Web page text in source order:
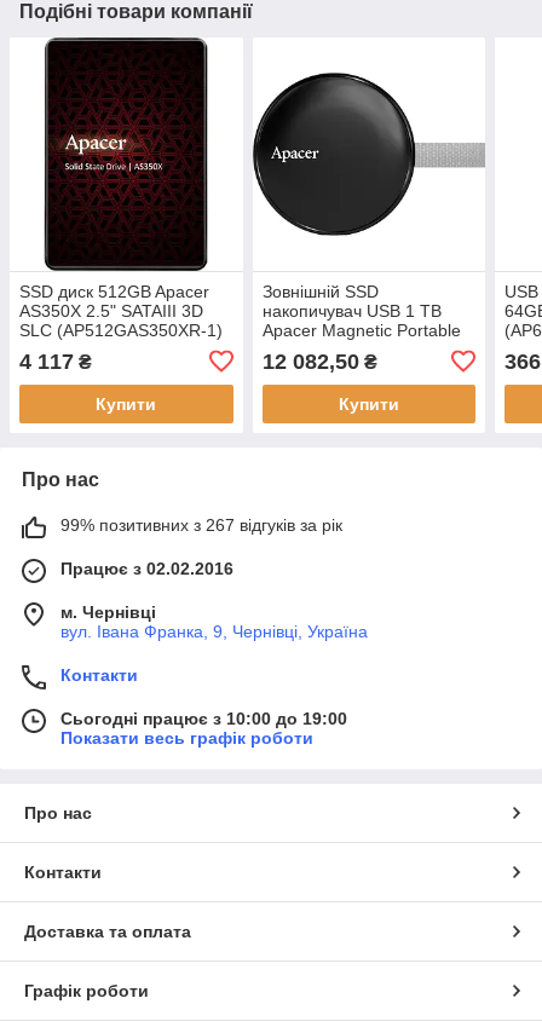
Подібні товари компанії
SSD диск 512GB Apacer
AS350X 2.5" SATAIII 3D
SLC (AP512GAS350XR-1)
4 117 ₴
Купити
Зовнішній SSD
накопичувач USB 1 TB
Apacer Magnetic Portable
(AP1TBAS725B-1)
12 082,50₴
Купити
Про нас
99% позитивних з 267 відгуків за рік
Працює з 02.02.2016
м. Чернівці
вул. Івана Франка, 9, Чернівці, Україна
Контакти
Сьогодні працює з 10:00 до 19:00
Показати весь графік роботи
Про нас
Контакти
Доставка та оплата
Графік роботи